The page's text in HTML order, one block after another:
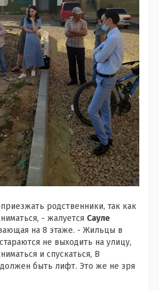
родственники, так как
- жалуется Сауле
на 8 этаже. - Жильцы в
не выходить на улицу,
и спускаться, В
быть лифт. Это же не зря